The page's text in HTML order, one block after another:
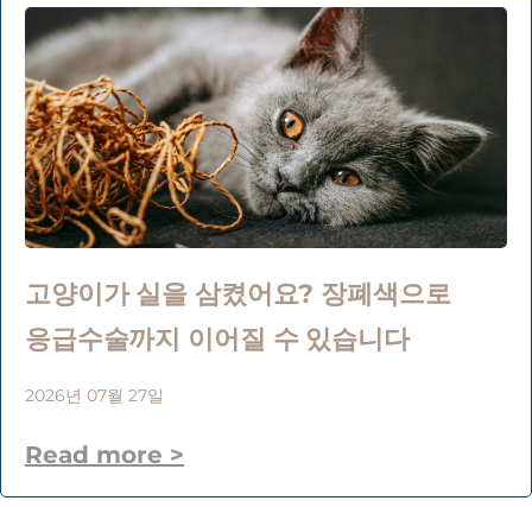
고양이가 실을 삼켰어요? 장폐색으로
응급수술까지 이어질 수 있습니다
2026년 07월 27일
Read more >